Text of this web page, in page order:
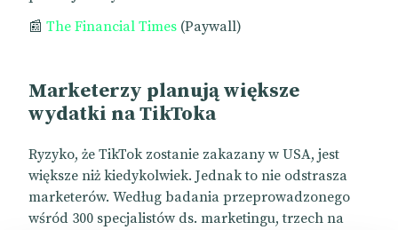
📰 The Financial Times (Paywall)
Marketerzy planują większe
wydatki na TikToka
Ryzyko, że TikTok zostanie zakazany w USA, jest
większe niż kiedykolwiek. Jednak to nie odstrasza
marketerów. Według badania przeprowadzonego
wśród 300 specjalistów ds. marketingu, trzech na